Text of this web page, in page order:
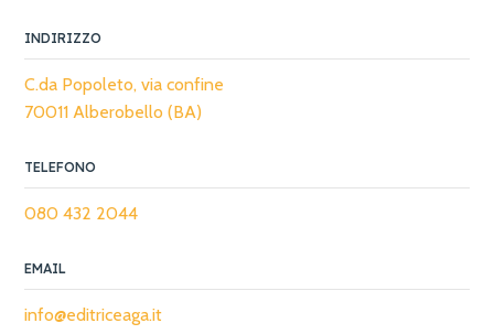
INDIRIZZO
C.da Popoleto, via confine
70011 Alberobello (BA)
TELEFONO
080 432 2044
EMAIL
info@editriceaga.it